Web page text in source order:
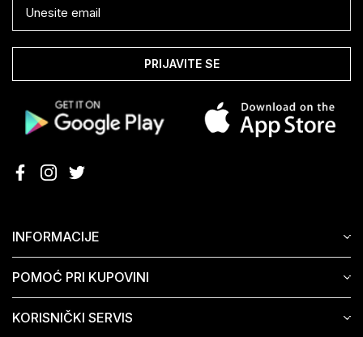
INFORMACIJE
POMOĆ PRI KUPOVINI
KORISNIČKI SERVIS
PRIJAVITE SE